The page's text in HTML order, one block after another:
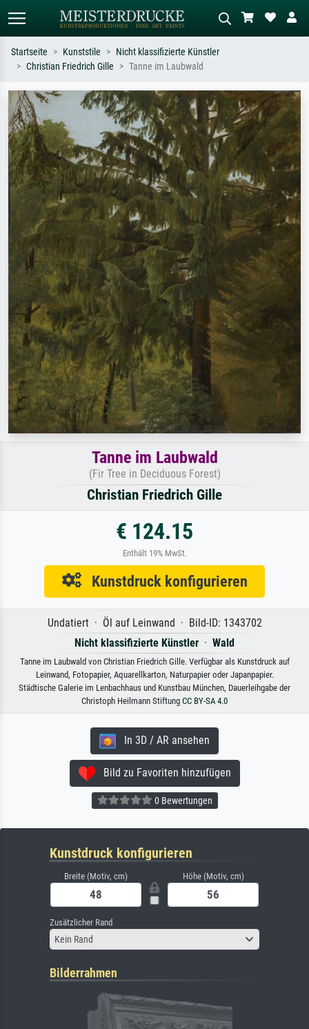
Suchen Sie nach Künstlern, Werktiteln
oder Stilen – z.B. Monet,
Sternennacht, Impressionismus, Welle
Hokusai, Akt.
Beschreiben Sie die Szene – z.B. Grüne
Wiese, Abstrakt mit viel Rot, Dunkles
Ölgemälde, Stehender Akt neben einem
Baum.
Startseite Kunststile
Nicht klassifizierte Künstler
Christian Friedrich Gille
Tanne im Laubwald
Tanne im Laubwald
(Fir Tree in Deciduous Forest)
Christian Friedrich Gille
€ 124.15
Enthält 19% MwSt.
Kunstdruck konfigurieren
Undatiert · Öl auf Leinwand · Bild-ID: 1343702
Nicht klassifizierte Künstler · Wald
Tanne im Laubwald von Christian Friedrich Gille. Verfügbar als Kunstdruck auf
Leinwand, Fotopapier, Aquarellkarton, Naturpapier oder Japanpapier.
Städtische Galerie im Lenbachhaus und Kunstbau München, Dauerleihgabe der
Christoph Heilmann Stiftung CC BY-SA 4.0
In 3D / AR ansehen
Bild zu Favoriten hinzufügen
0 Bewertungen
Kunstdruck konfigurieren
Breite (Motiv, cm) Höhe (Motiv, cm)
Zusätzlicher Rand
Kein Rand
Bilderrahmen